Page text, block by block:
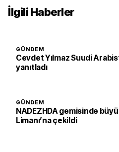
İlgili Haberler
GÜNDEM
Cevdet Yılmaz Suudi
yanıtladı
GÜNDEM
NADEZHDA gemisinde
Limanı’na çekildi